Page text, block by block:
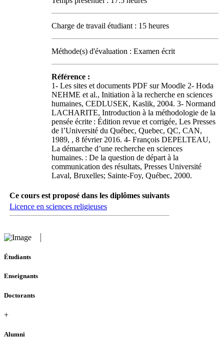
Charge de travail étudiant : 15 heures
Méthode(s) d'évaluation : Examen écrit
Référence :
1- Les sites et documents PDF sur Moodle 2- Hoda
NEHME et al., Initiation à la recherche en sciences
humaines, CEDLUSEK, Kaslik, 2004. 3- Normand
LACHARITE, Introduction à la méthodologie de la
pensée écrite : Édition revue et corrigée, Les Presses
de l’Université du Québec, Quebec, QC, CAN,
1989, , 8 février 2016. 4- François DEPELTEAU,
La démarche d’une recherche en sciences
humaines. : De la question de départ à la
communication des résultats, Presses Université
Laval, Bruxelles; Sainte-Foy, Québec, 2000.
Ce cours est proposé dans les diplômes suivants
Licence en sciences religieuses
Étudiants
Enseignants
Doctorants
+
Alumni